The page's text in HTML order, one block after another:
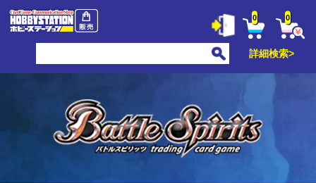
0 0
詳細検索>